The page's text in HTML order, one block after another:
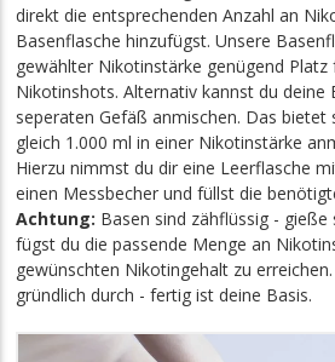
direkt die entsprechenden Anzahl an
Basenflasche hinzufügst. Unsere
gewählter Nikotinstärke genügend Platz
Nikotinshots. Alternativ kannst du deine
seperaten Gefäß anmischen. Das bietet
gleich 1.000 ml in einer Nikotinstärke
Hierzu nimmst du dir eine Leerflasche
einen Messbecher und füllst die
Achtung: Basen sind zähflüssig - gieße
fügst du die passende Menge an
gewünschten Nikotingehalt zu
gründlich durch - fertig ist deine Basis.